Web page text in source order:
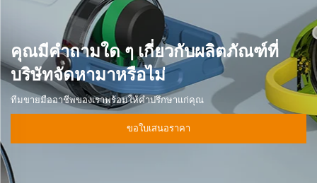
คุณมีคำถามใด ๆ เกี่ยวกับผลิตภัณฑ์ที่
บริษัทจัดหามาหรือไม่
ทีมขายมืออาชีพของเราพร้อมให้คำปรึกษาแก่คุณ
ขอใบเสนอราคา